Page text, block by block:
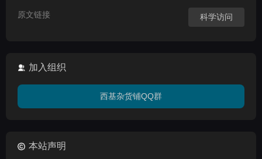
原文链接 科学访问
加入组织
西基杂货铺QQ群
本站声明